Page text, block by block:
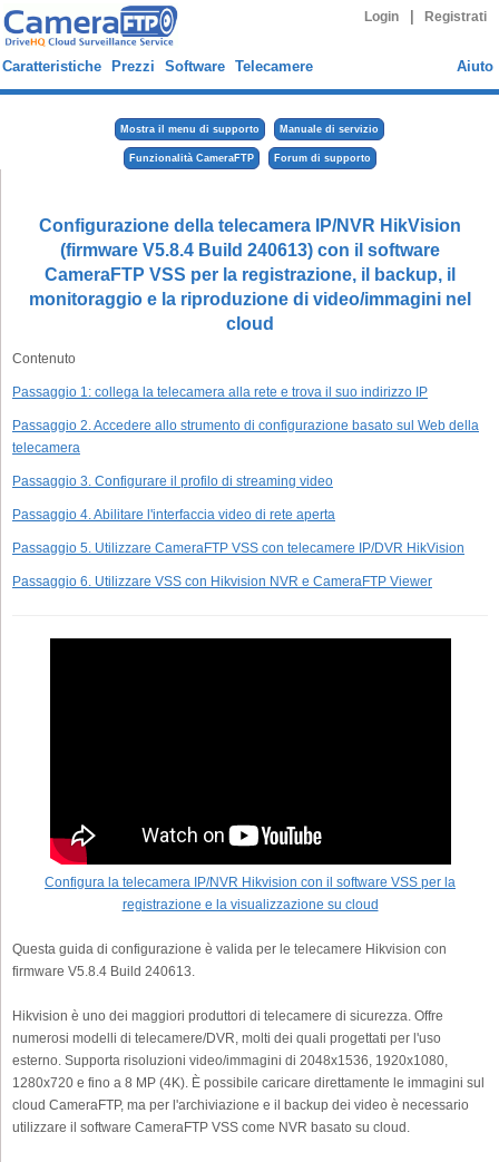
Login Registrati
Caratteristiche Prezzi Software Telecamere Aiuto
Mostra il menu di supporto Manuale di servizio
Funzionalità CameraFTP Forum di supporto
Configurazione della telecamera IP/NVR HikVision
(firmware V5.8.4 Build 240613) con il software
CameraFTP VSS per la registrazione, il backup, il
monitoraggio e la riproduzione di video/immagini nel
cloud
Contenuto
Passaggio 1: collega la telecamera alla rete e trova il suo indirizzo IP
Passaggio 2. Accedere allo strumento di configurazione basato sul Web della
telecamera
Passaggio 3. Configurare il profilo di streaming video
Passaggio 4. Abilitare l'interfaccia video di rete aperta
Passaggio 5. Utilizzare CameraFTP VSS con telecamere IP/DVR HikVision
Passaggio 6. Utilizzare VSS con Hikvision NVR e CameraFTP Viewer
Configura la telecamera IP/NVR Hikvision con il software VSS per la
registrazione e la visualizzazione su cloud
Questa guida di configurazione è valida per le telecamere Hikvision con
firmware V5.8.4 Build 240613.
Hikvision è uno dei maggiori produttori di telecamere di sicurezza. Offre
numerosi modelli di telecamere/DVR, molti dei quali progettati per l'uso
esterno. Supporta risoluzioni video/immagini di 2048x1536, 1920x1080,
1280x720 e fino a 8 MP (4K). È possibile caricare direttamente le immagini sul
cloud CameraFTP, ma per l'archiviazione e il backup dei video è necessario
utilizzare il software CameraFTP VSS come NVR basato su cloud.